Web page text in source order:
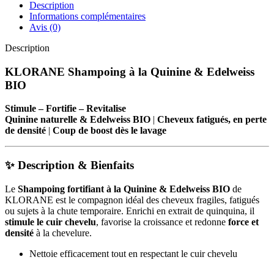
Description
Informations complémentaires
Avis (0)
Description
KLORANE Shampoing à la Quinine & Edelweiss
BIO
Stimule – Fortifie – Revitalise
Quinine naturelle & Edelweiss BIO | Cheveux fatigués, en perte
de densité | Coup de boost dès le lavage
✨ Description & Bienfaits
Le Shampoing fortifiant à la Quinine & Edelweiss BIO de
KLORANE est le compagnon idéal des cheveux fragiles, fatigués
ou sujets à la chute temporaire. Enrichi en extrait de quinquina, il
stimule le cuir chevelu, favorise la croissance et redonne force et
densité à la chevelure.
Nettoie efficacement tout en respectant le cuir chevelu